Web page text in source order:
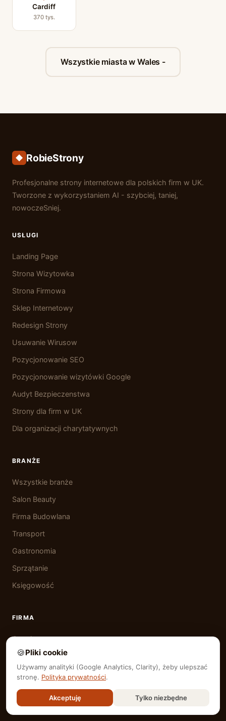
Cardiff
370 tys.
Wszystkie miasta w Wales -
RobieStrony
Profesjonalne strony internetowe dla polskich firm w UK.
Tworzone z wykorzystaniem AI - szybciej, taniej,
nowoczeSniej.
USŁUGI
Landing Page
Strona Wizytowka
Strona Firmowa
Sklep Internetowy
Redesign Strony
Usuwanie Wirusow
Pozycjonowanie SEO
Pozycjonowanie wizytówki Google
Audyt Bezpieczenstwa
Strony dla firm w UK
Dla organizacji charytatywnych
BRANŻE
Wszystkie branże
Salon Beauty
Firma Budowlana
Transport
Gastronomia
Sprzątanie
Księgowość
FIRMA
O mnie
Realizacje
Regiony UK
Cennik
Kontakt
🍪Pliki cookie
Używamy analityki (Google Analytics, Clarity), żeby ulepszać
stronę. Polityka prywatności.
Akceptuję Tylko niezbędne